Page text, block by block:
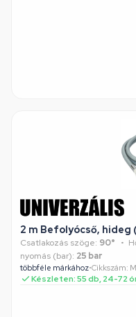
2 m Befolyócső,
Csatlakozás szöge: 90°
nyomás (bar): 25 bar
többféle márkához•Cikkszám:
Készleten: 55 db, 24-72